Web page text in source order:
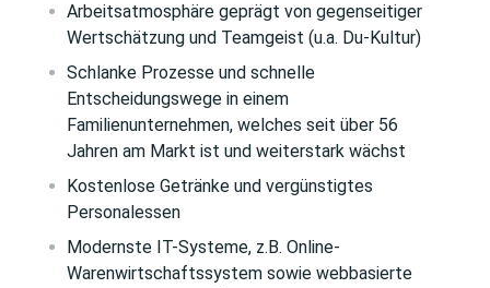
Arbeitsatmosphäre geprägt von gegenseitiger
Wertschätzung und Teamgeist (u.a. Du-Kultur)
Schlanke Prozesse und schnelle
Entscheidungswege in einem
Familienunternehmen, welches seit über 56
Jahren am Markt ist und weiterstark wächst
Kostenlose Getränke und vergünstigtes
Personalessen
Modernste IT-Systeme, z.B. Online-
Warenwirtschaftssystem sowie webbasierte